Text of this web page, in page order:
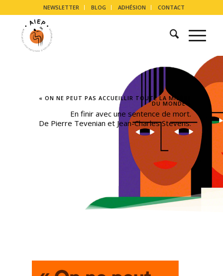
NEWSLETTER BLOG ADHÉSION CONTACT
« ON NE PEUT PAS ACCUEILLIR TOUTE LA MISÈRE
DU MONDE »
En finir avec une sentence de mort.
De Pierre Tevenian et Jean-Charles Stevens.